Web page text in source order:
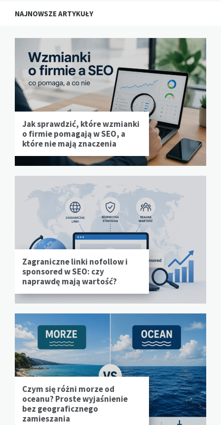
NAJNOWSZE ARTYKUŁY
Jak sprawdzić, które wzmianki
o firmie pomagają w SEO, a
które nie mają znaczenia
Zagraniczne linki nofollow i
sponsored w SEO: czy
naprawdę mają wartość?
Czym się różni morze od
oceanu? Proste wyjaśnienie
bez geograficznego
zamieszania